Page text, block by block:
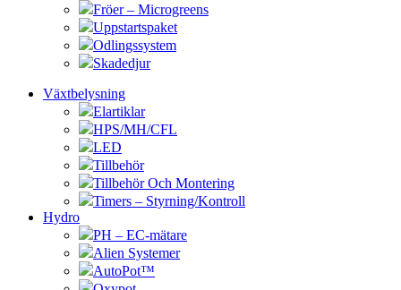
Fröer – Microgreens
Uppstartspaket
Odlingssystem
Skadedjur
Växtbelysning
Elartiklar
HPS/MH/CFL
LED
Tillbehör
Tillbehör Och Montering
Timers – Styrning/Kontroll
Hydro
PH – EC-mätare
Alien Systemer
AutoPot™